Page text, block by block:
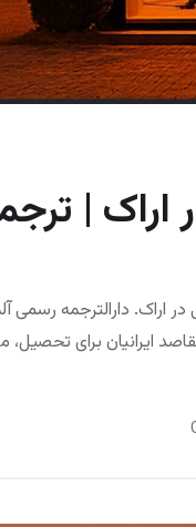
اراک |
اراک. دارالترجمه رسمی
ایرانیان برای تحصیل،